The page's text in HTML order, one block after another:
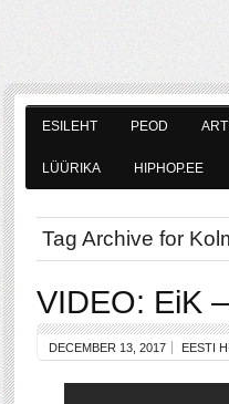
ESILEHT PEOD
LÜÜRIKA HIPHOP.EE
Tag Archive for
VIDEO: EiK
DECEMBER 13, 2017 EESTI